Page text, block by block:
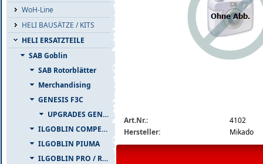
WoH-Line
HELI BAUSÄTZE / KITS
HELI ERSATZTEILE
SAB Goblin
SAB Rotorblätter
Merchandising
GENESIS F3C
UPGRADES GENESIS F3C
ILGOBLIN COMPETIZIONE
ILGOBLIN PIUMA
ILGOBLIN PRO / RAW 700
Art.Nr.:
4102
Hersteller:
Mikado